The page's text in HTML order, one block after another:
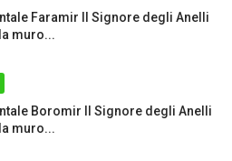
Faramir Il Signore degli Anelli
muro...
Boromir Il Signore degli Anelli
muro...